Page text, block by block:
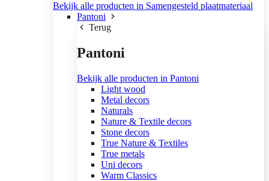
Bekijk alle producten in Samengesteld plaatmateriaal
Pantoni
Terug
Pantoni
Bekijk alle producten in Pantoni
Light wood
Metal decors
Naturals
Nature & Textile decors
Stone decors
True Nature & Textiles
True metals
Uni decors
Warm Classics